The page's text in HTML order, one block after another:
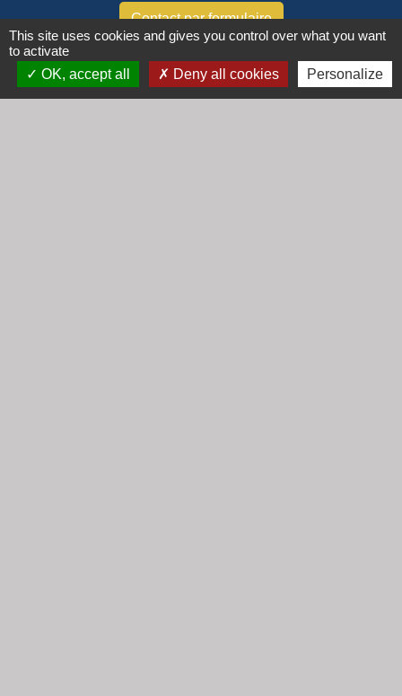
Contact par formulaire
Horaires
Lundi : 16h30 - 18h30
This site uses cookies and gives you control over what you want
to activate
OK, accept all
Deny all cookies Personalize